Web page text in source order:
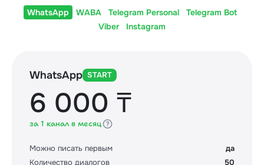
WhatsApp WABA Telegram Personal
Telegram Bot
Viber
Instagram
WhatsApp START
6 000 ₸
за 1 канал в месяц
Можно писать первым
да
Количество диалогов
50